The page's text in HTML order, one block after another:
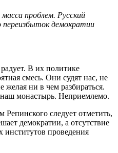
проблем. Русский
демократии
В их политике
смесь. Они судят нас, не
желая ни в чем разбираться.
монастырь. Неприемлемо.
следует отметить,
демократии, а отсутствие
институтов проведения